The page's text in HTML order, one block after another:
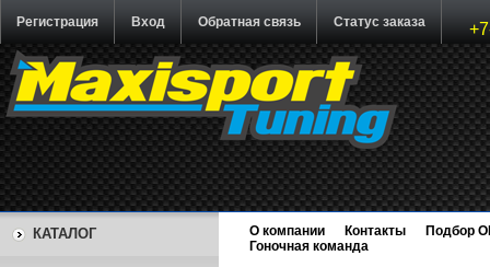
Регистрация Вход Обратная связь Статус заказа
КАТАЛОГ О компании Контакты
Подбор
Гоночная команда